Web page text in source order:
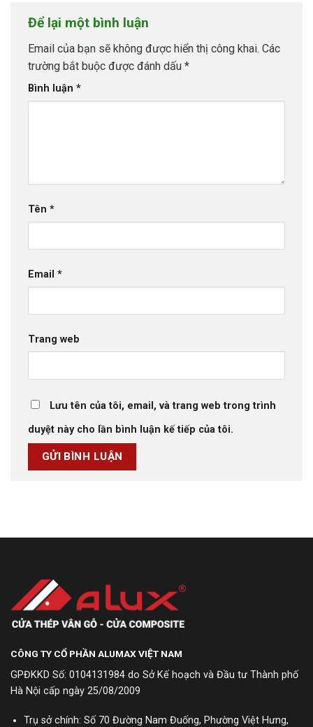
Để lại một bình luận
Email của bạn sẽ không được hiển thị công khai. Các
trường bắt buộc được đánh dấu *
Bình luận *
Tên *
Email *
Trang web
Lưu tên của tôi, email, và trang web trong trình
duyệt này cho lần bình luận kế tiếp của tôi.
CÔNG TY CỔ PHẦN ALUMAX VIỆT NAM
GPĐKKD Số: 0104131984 do Sở Kế hoạch và Đầu tư Thành phố
Hà Nội cấp ngày 25/08/2009
Trụ sở chính: Số 70 Đường Nam Đuống, Phường Việt Hưng,